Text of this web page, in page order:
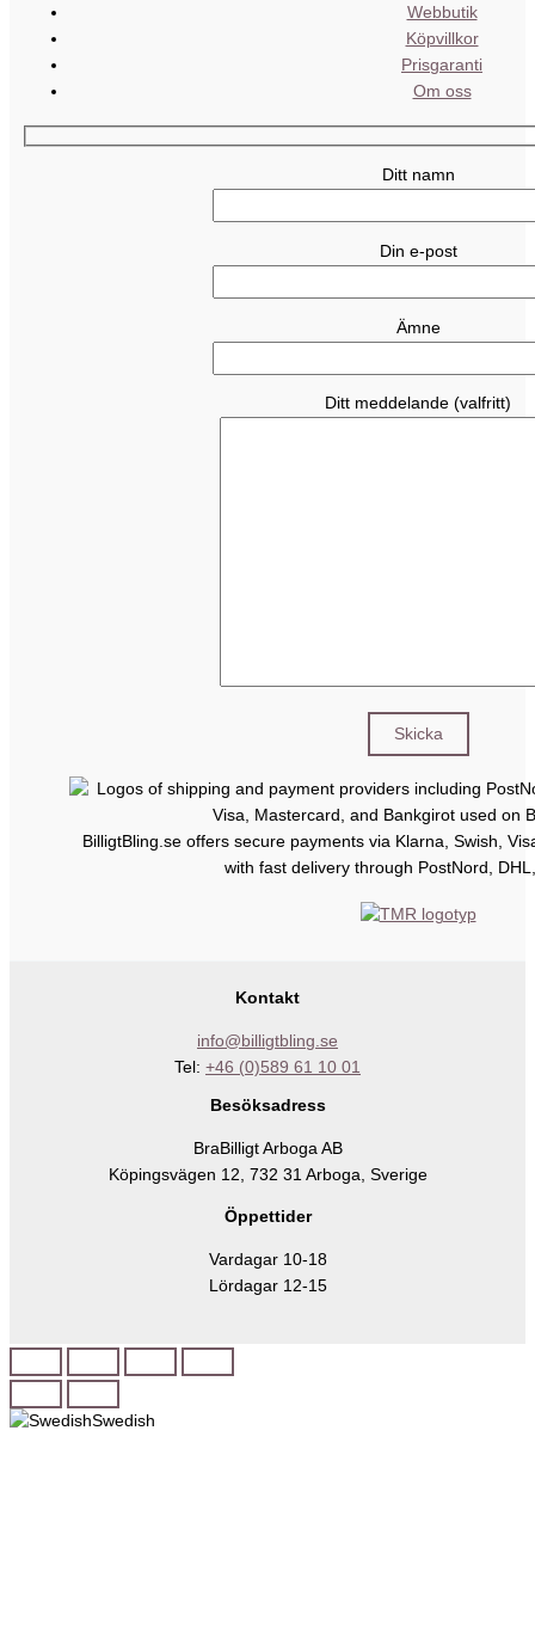
Webbutik
Köpvillkor
Prisgaranti
Om oss
Ditt namn
Din e-post
Ämne
Ditt meddelande (valfritt)
BilligtBling.se offers secure payments via Klarna, Swish,
with fast delivery through PostNord,
Kontakt
info@billigtbling.se
Tel: +46 (0)589 61 10 01
Besöksadress
BraBilligt Arboga AB
Köpingsvägen 12, 732 31 Arboga, Sverige
Öppettider
Vardagar 10-18
Lördagar 12-15
Swedish